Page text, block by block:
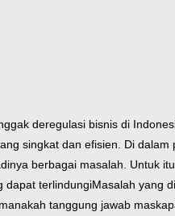
deregulasi bisnis di
singkat dan efisien. Di
berbagai masalah. Untuk
dapat terlindungiMasalah yang
tanggung jawab